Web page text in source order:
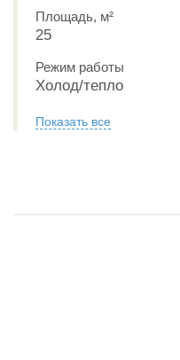
Площадь, м²
25
Режим работы
Холод/тепло
Показать все